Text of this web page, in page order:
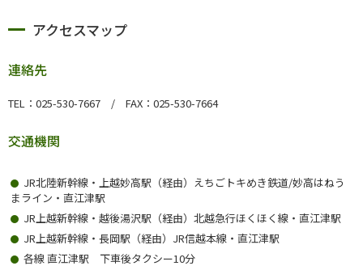
アクセスマップ
連絡先
TEL：025-530-7667 / FAX：025-530-7664
交通機関
JR北陸新幹線・上越妙高駅（経由）えちごトキめき鉄道/妙高はねう
まライン・直江津駅
JR上越新幹線・越後湯沢駅（経由）北越急行ほくほく線・直江津駅
JR上越新幹線・長岡駅（経由）JR信越本線・直江津駅
各線 直江津駅 下車後タクシー10分